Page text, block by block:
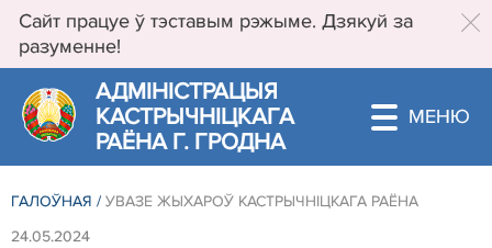
Сайт працуе ў тэставым рэжыме. Дзякуй за
разуменне!
АДМIНIСТРАЦЫЯ
КАСТРЫЧНIЦКАГА
РАЁНА Г. ГРОДНА
ГАЛОЎНАЯ / УВАЗЕ ЖЫХАРОЎ КАСТРЫЧНІЦКАГА РАЁНА
24.05.2024